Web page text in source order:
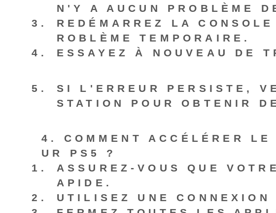
N'Y A AUCUN PROBLÈME
REDÉMARREZ LA
ROBLÈME TEMPORAIRE.
ESSAYEZ À NOUVEAU DE
SI L'ERREUR PERSISTE,
STATION POUR OBTENIR
4. COMMENT ACCÉLÉRER
UR PS5 ?
ASSUREZ-VOUS QUE
APIDE.
UTILISEZ UNE